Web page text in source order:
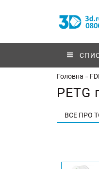
Головна
PETG
ВСЕ ПРО